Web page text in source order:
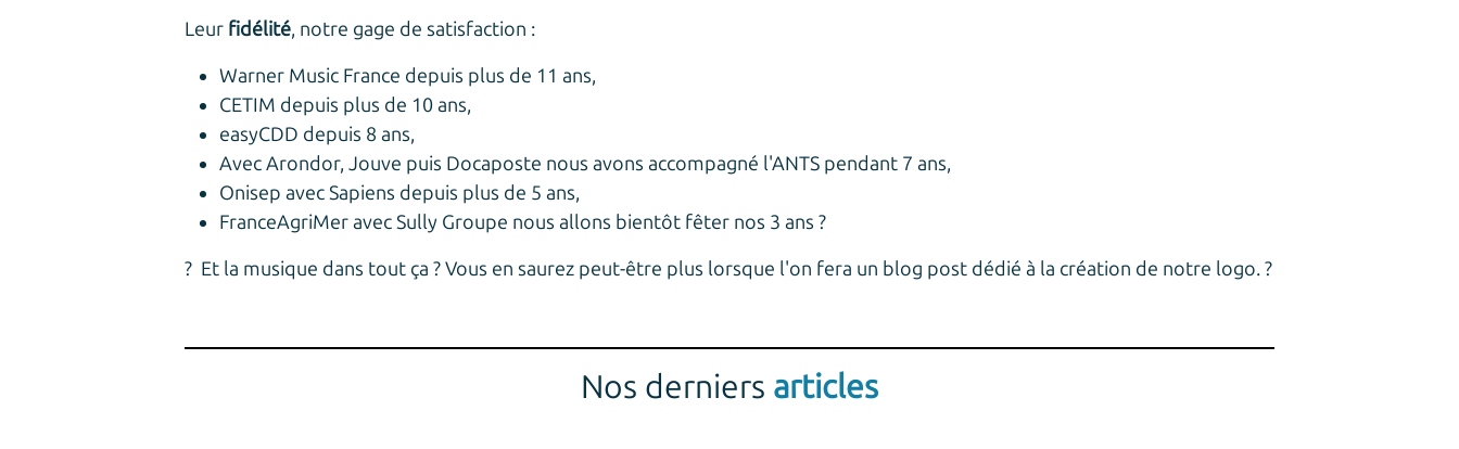
Leur fidélité, notre gage de satisfaction :
Warner Music France depuis plus de 11 ans,
CETIM depuis plus de 10 ans,
easyCDD depuis 8 ans,
Avec Arondor, Jouve puis Docaposte nous avons accompagné l'ANTS pendant 7 ans,
Onisep avec Sapiens depuis plus de 5 ans,
FranceAgriMer avec Sully Groupe nous allons bientôt fêter nos 3 ans ?
? Et la musique dans tout ça ? Vous en saurez peut-être plus lorsque l'on fera un blog post dédié à la création de notre logo. ?
Nos derniers articles